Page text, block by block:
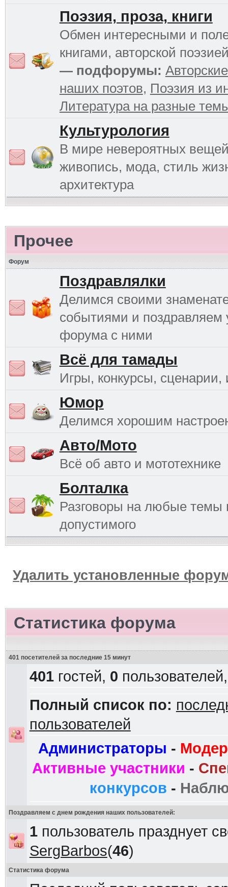
Поэзия, проза, книги
Обмен интересными и
книгами, авторской
— подфорумы:
наших поэтов, Поэзия из
Литература на разные
Культурология
В мире невероятных
живопись, мода, стиль
архитектура
Прочее
Форум
Поздравлялки
Делимся своими
событиями и поздравляем
форума с ними
Всё для тамады
Игры, конкурсы, сценарии,
Юмор
Делимся хорошим
Авто/Мото
Всё об авто и мототехнике
Болталка
Разговоры на любые темы
допустимого
Удалить установленные
Статистика форума
401 посетителей за последние 15 минут
401гостей, 0
Полный список по:
пользователей
Администраторы -
Активные участники -
конкурсов -
Поздравляем с днем рождения наших пользователей:
1пользователь празднует
SergBarbos(46)
Статистика форума